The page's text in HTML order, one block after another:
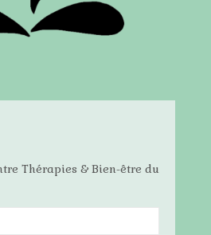
Thérapies & Bien-être du